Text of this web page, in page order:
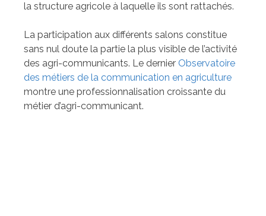
la structure agricole à laquelle ils sont rattachés.
La participation aux différents salons constitue
sans nul doute la partie la plus visible de l’activité
des agri-communicants. Le dernier Observatoire
des métiers de la communication en agriculture
montre une professionnalisation croissante du
métier d’agri-communicant.